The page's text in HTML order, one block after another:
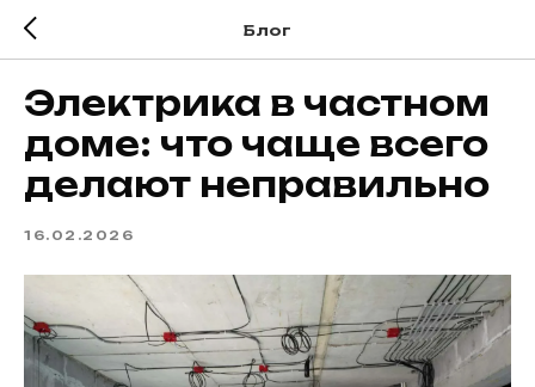
Блог
Электрика в частном
доме: что чаще всего
делают неправильно
16.02.2026